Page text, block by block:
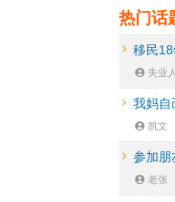
热门话
移民
失业
我妈自
凯文
参加朋
老张